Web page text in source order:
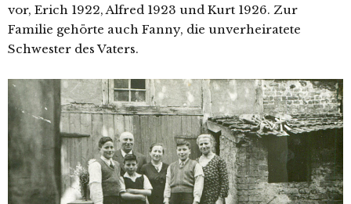
vor, Erich 1922, Alfred 1923 und Kurt 1926. Zur
Familie gehör­te auch Fanny, die unver­hei­ra­te­te
Schwester des Vaters.